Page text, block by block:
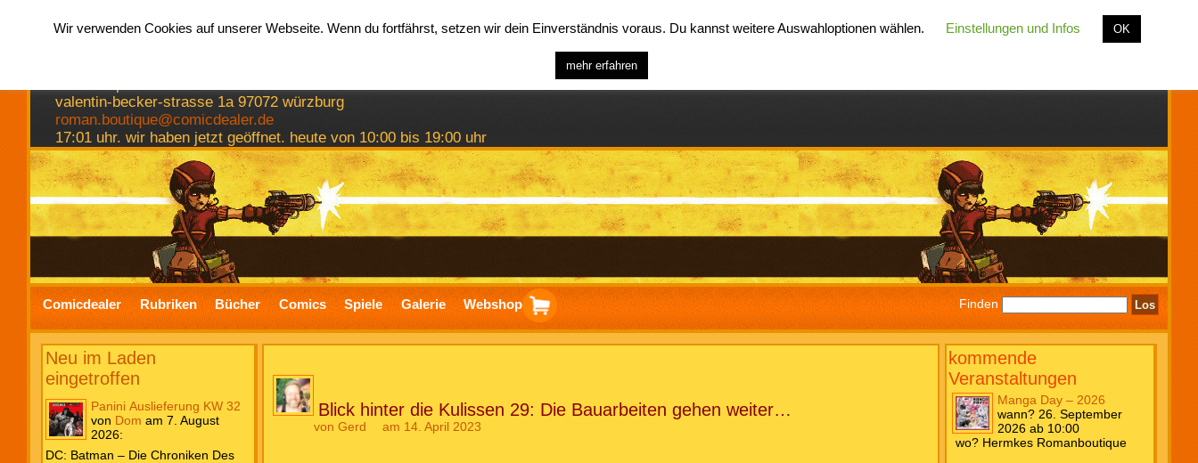
valentin-becker-strasse 1a 97072 würzburg
roman.boutique@comicdealer.de
17:01 uhr. wir haben jetzt geöffnet. heute von 10:00 bis 19:00 uhr
Comicdealer Rubriken Bücher Comics Spiele Galerie Webshop Finden
Neu im Laden
eingetroffen
Panini Auslieferung KW 32
von Dom am 7. August
2026:
DC: Batman – Die Chroniken Des
Blick hinter die Kulissen 29: Die Bauarbeiten gehen weiter…
vonGerd am 14. April 2023
kommende
Veranstaltungen
Manga Day – 2026
wann? 26. September
2026 ab 10:00
wo? Hermkes Romanboutique
Wir verwenden Cookies auf unserer Webseite. Wenn du fortfährst, setzen wir dein Einverständnis voraus. Du kannst weitere Auswahloptionen wählen. Einstellungen und Infos OK
mehr erfahren